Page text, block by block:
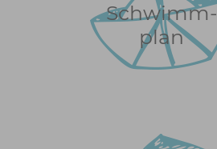
Schwimm-
plan